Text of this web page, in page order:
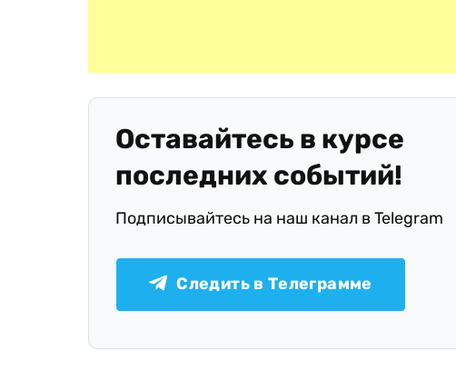
Оставайтесь в курсе
последних событий!
Подписывайтесь на наш канал в Telegram
Следить в Телеграмме